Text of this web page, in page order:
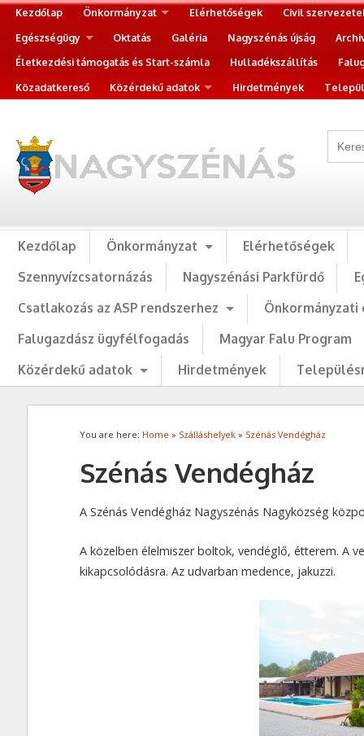
Kezdőlap Önkormányzat Elérhetőségek
Civil
Egészségügy
Oktatás Galéria Nagyszénás újság
Életkezdési támogatás és Start-számla
Hulladékszállítás
Közadatkereső
Közérdekű adatok Hirdetmények
Kezdőlap Önkormányzat
Elérhetőségek
Szennyvízcsatornázás
Nagyszénási Parkfürdő
Csatlakozás az ASP rendszerhez
Falugazdász ügyfélfogadás
Magyar Falu Program
Közérdekű adatok
Hirdetmények
You are here: Home » Szálláshelyek » Szénás Vendégház
Szénás Vendégház
A Szénás Vendégház Nagyszénás Nagyközség
A közelben élelmiszer boltok, vendéglő, étterem. A
kikapcsolódásra. Az udvarban medence, jakuzzi.